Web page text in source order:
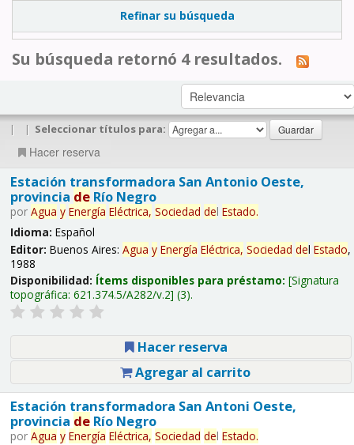
Refinar su búsqueda
Su búsqueda retornó 4 resultados.
| | Seleccionar títulos para:
Hacer reserva
Estación transformadora San Antonio Oeste,
provincia deRío Negro
por Agua y Energía Eléctrica, Sociedad del Estado.
Idioma: Español
Editor: Buenos Aires: Agua y Energía Eléctrica, Sociedad del Estado,
1988
Disponibilidad: Ítems disponibles para préstamo: Signatura
topográfica: 621.374.5/A282/v.2 (3).
Hacer reserva
Agregar al carrito
Estación transformadora San Antoni Oeste,
provincia deRío Negro
por Agua y Energía Eléctrica, Sociedad del Estado.